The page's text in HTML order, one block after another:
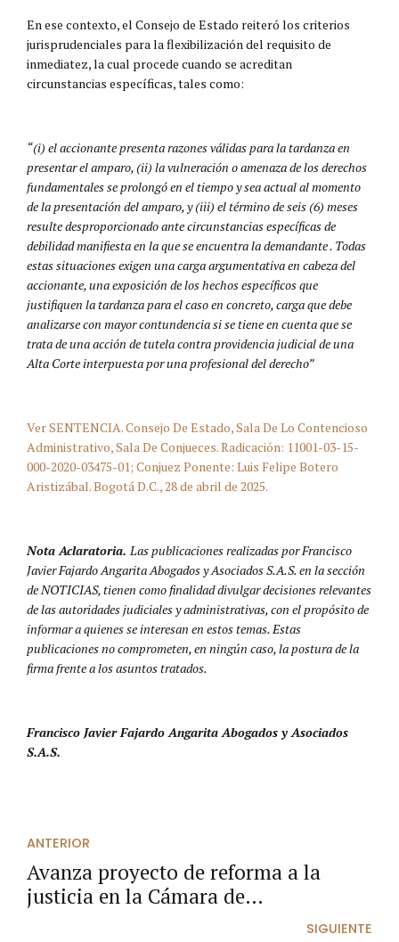
En ese contexto, el Consejo de Estado reiteró los criterios
jurisprudenciales para la flexibilización del requisito de
inmediatez, la cual procede cuando se acreditan
circunstancias específicas, tales como:
“(i) el accionante presenta razones válidas para la tardanza en
presentar el amparo, (ii) la vulneración o amenaza de los derechos
fundamentales se prolongó en el tiempo y sea actual al momento
de la presentación del amparo, y (iii) el término de seis (6) meses
resulte desproporcionado ante circunstancias específicas de
debilidad manifiesta en la que se encuentra la demandante . Todas
estas situaciones exigen una carga argumentativa en cabeza del
accionante, una exposición de los hechos específicos que
justifiquen la tardanza para el caso en concreto, carga que debe
analizarse con mayor contundencia si se tiene en cuenta que se
trata de una acción de tutela contra providencia judicial de una
Alta Corte interpuesta por una profesional del derecho”
Ver SENTENCIA. Consejo De Estado, Sala De Lo Contencioso
Administrativo, Sala De Conjueces. Radicación: 11001-03-15-
000-2020-03475-01; Conjuez Ponente: Luis Felipe Botero
Aristizábal. Bogotá D.C., 28 de abril de 2025.
Nota Aclaratoria.Las publicaciones realizadas por Francisco
Javier Fajardo Angarita Abogados y Asociados S.A.S. en la sección
de NOTICIAS, tienen como finalidad divulgar decisiones relevantes
de las autoridades judiciales y administrativas, con el propósito de
informar a quienes se interesan en estos temas. Estas
publicaciones no comprometen, en ningún caso, la postura de la
firma frente a los asuntos tratados.
Francisco Javier Fajardo Angarita Abogados y Asociados
S.A.S.
ANTERIOR
Avanza proyecto de reforma a la
justicia en la Cámara de
SIGUIENTE